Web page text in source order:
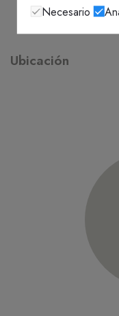
Ubicación
Necesario